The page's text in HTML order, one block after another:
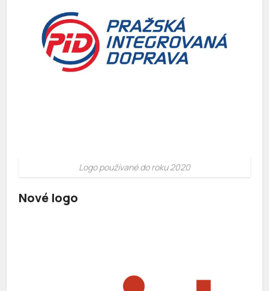
Logo používané do roku 2020
Nové logo